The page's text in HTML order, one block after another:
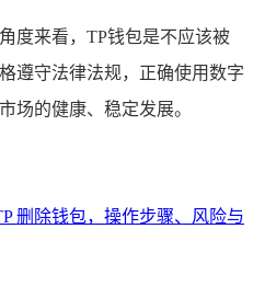
度来看，TP钱包是不应该被
遵守法律法规，正确使用数字
场的健康、稳定发展。
删除钱包，操作步骤、风险与